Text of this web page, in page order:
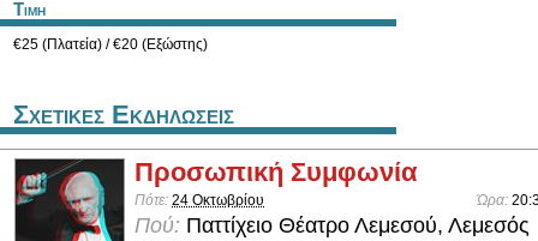
Τιμη
€25 (Πλατεία) / €20 (Εξώστης)
Σχετικες Εκδηλωσεις
Προσωπική Συμφωνία
Πότε: 24 Οκτωβρίου Ώρα:
Πού: Παττίχειο Θέατρο Λεμεσού, Λεμεσός